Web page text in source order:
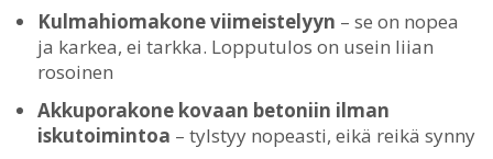
Kulmahiomakone viimeistelyyn – se on nopea
ja karkea, ei tarkka. Lopputulos on usein liian
rosoinen
Akkuporakone kovaan betoniin ilman
iskutoimintoa – tylstyy nopeasti, eikä reikä synny